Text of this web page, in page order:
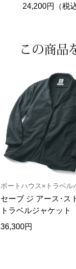
24,200円（税込
この商品
セーブ ジ アース･ス
トラベルジャケット
36,300円